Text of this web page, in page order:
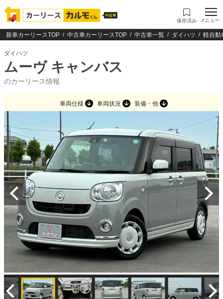
保存済み メニュー
新車カーリースTOP 中古車カーリースTOP 中古車一覧 ダイハツ 軽自動
ダイハツ
ムーヴ キャンバス
のカーリース情報
車両仕様 車両状況 装備・他